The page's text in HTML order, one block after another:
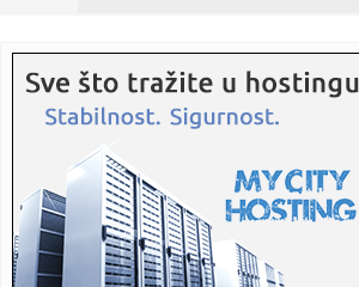
10:34: Misteriozni snimak Hamneja
nakon tvrdn...
10:33:
10:33:Izrael prećutno odobrio obnovu
uprkos uslov...
10:31:Mlečni put možda sadrži čak 170